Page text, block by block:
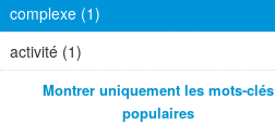
complexe (1)
activité (1)
Montrer uniquement les mots-clés
populaires